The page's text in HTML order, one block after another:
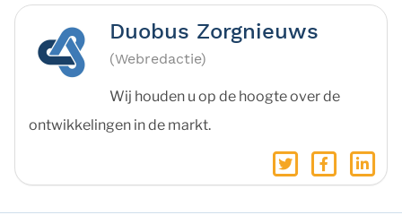
Duobus Zorgnieuws
(Webredactie)
Wij houden u op de hoogte over de
ontwikkelingen in de markt.